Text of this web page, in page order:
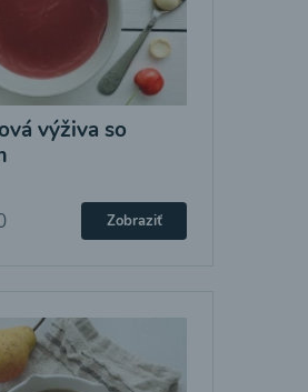
výživa so
Zobraziť